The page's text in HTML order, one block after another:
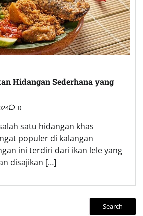
Hidangan Sederhana yang
0
satu hidangan khas
populer di kalangan
ini terdiri dari ikan lele yang
disajikan […]
Search